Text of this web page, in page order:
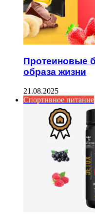
Протеиновые
образа жизни
21.08.2025
Спортивное питание